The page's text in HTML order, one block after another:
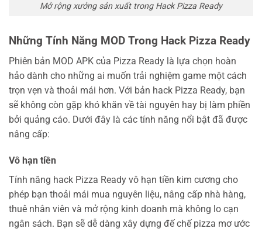
Mở rộng xưởng sản xuất trong Hack Pizza Ready
Những Tính Năng MOD Trong Hack Pizza Ready
Phiên bản MOD APK của Pizza Ready là lựa chọn hoàn
hảo dành cho những ai muốn trải nghiệm game một cách
trọn vẹn và thoải mái hơn. Với bản hack Pizza Ready, bạn
sẽ không còn gặp khó khăn về tài nguyên hay bị làm phiền
bởi quảng cáo. Dưới đây là các tính năng nổi bật đã được
nâng cấp:
Vô hạn tiền
Tính năng hack Pizza Ready vô hạn tiền kim cương cho
phép bạn thoải mái mua nguyên liệu, nâng cấp nhà hàng,
thuê nhân viên và mở rộng kinh doanh mà không lo cạn
ngân sách. Bạn sẽ dễ dàng xây dựng đế chế pizza mơ ước